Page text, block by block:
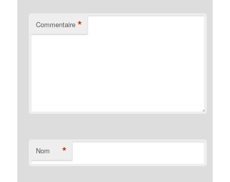
Commentaire *
Nom *